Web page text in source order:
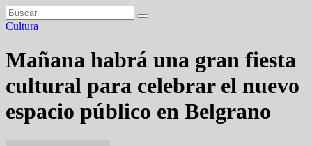
Cultura
Mañana habrá una gran fiesta
cultural para celebrar el nuevo
espacio público en Belgrano